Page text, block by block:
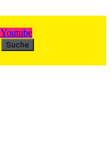
Youtube
Suche